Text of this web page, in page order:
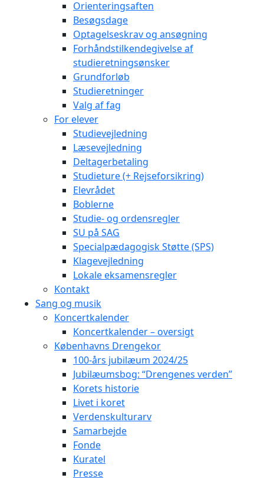
Orienteringsaften
Besøgsdage
Optagelseskrav og ansøgning
Forhåndstilkendegivelse af
studieretningsønsker
Grundforløb
Studieretninger
Valg af fag
For elever
Studievejledning
Læsevejledning
Deltagerbetaling
Studieture (+ Rejseforsikring)
Elevrådet
Boblerne
Studie- og ordensregler
SU på SAG
Specialpædagogisk Støtte (SPS)
Klagevejledning
Lokale eksamensregler
Kontakt
Sang og musik
Koncertkalender
Koncertkalender – oversigt
Københavns Drengekor
100-års jubilæum 2024/25
Jubilæumsbog: “Drengenes verden”
Korets historie
Livet i koret
Verdenskulturarv
Samarbejde
Fonde
Kuratel
Presse